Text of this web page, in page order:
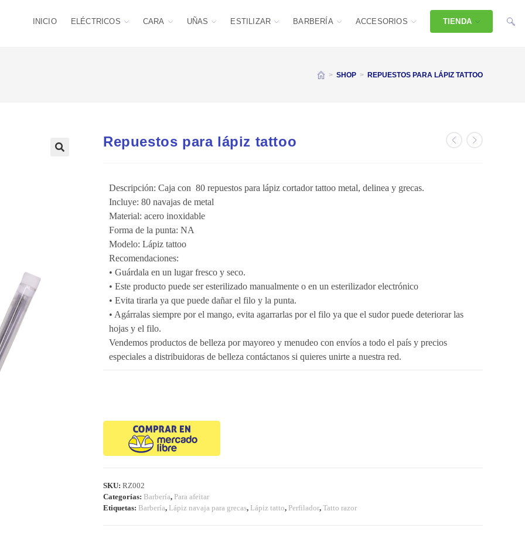
INICIO ELÉCTRICOS CARA UÑAS ESTILIZAR BARBERÍA ACCESORIOS TIENDA
> SHOP > REPUESTOS PARA LÁPIZ TATTOO
Repuestos para lápiz tattoo
Descripción: Caja con 80 repuestos para lápiz cortador tattoo metal, delinea y grecas.
Incluye: 80 navajas de metal
Material: acero inoxidable
Forma de la punta: NA
Modelo: Lápiz tattoo
Recomendaciones:
• Guárdala en un lugar fresco y seco.
• Este producto puede ser esterilizado manualmente o en un esterilizador electrónico
• Evita tirarla ya que puede dañar el filo y la punta.
• Agárralas siempre por el mango, evita agarrarlas por el filo ya que el sudor puede deteriorar las
hojas y el filo.
Vendemos productos de belleza por mayoreo y menudeo con envíos a todo el país y precios
especiales a distribuidoras de belleza contáctanos si quieres unirte a nuestra red.
SKU: RZ002
Categorías: Barbería, Para afeitar
Etiquetas: Barbería, Lápiz navaja para grecas, Lápiz tatto, Perfilador, Tatto razor